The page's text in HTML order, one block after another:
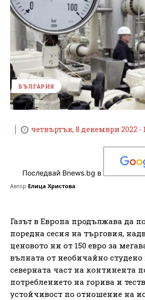
БЪЛГАРИЯ
четвъртък, 8 декември 2022 -
Последвай Bnews.bg в
Автор Елица Христова
Газът в Европа продължава да
поредна сесия на търговия,
ценовото ни от 150 евро за
вълната от необичайно студено
северната част на континента
потреблението на горива и
устойчивост по отношение на